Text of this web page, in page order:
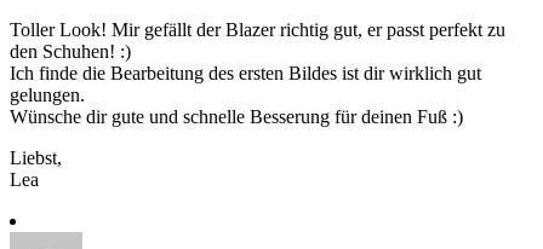
Toller Look! Mir gefällt der Blazer richtig gut, er passt perfekt zu
den Schuhen! :)
Ich finde die Bearbeitung des ersten Bildes ist dir wirklich gut
gelungen.
Wünsche dir gute und schnelle Besserung für deinen Fuß :)
Liebst,
Lea